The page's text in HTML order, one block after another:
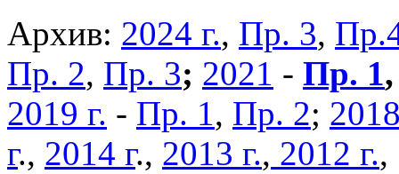
Архив: 2024 г., Пр. 3,
Пр. 2, Пр. 3; 2021 - Пр. 1
2019 г. - Пр. 1, Пр. 2;
г., 2014 г., 2013 г., 2012 г.